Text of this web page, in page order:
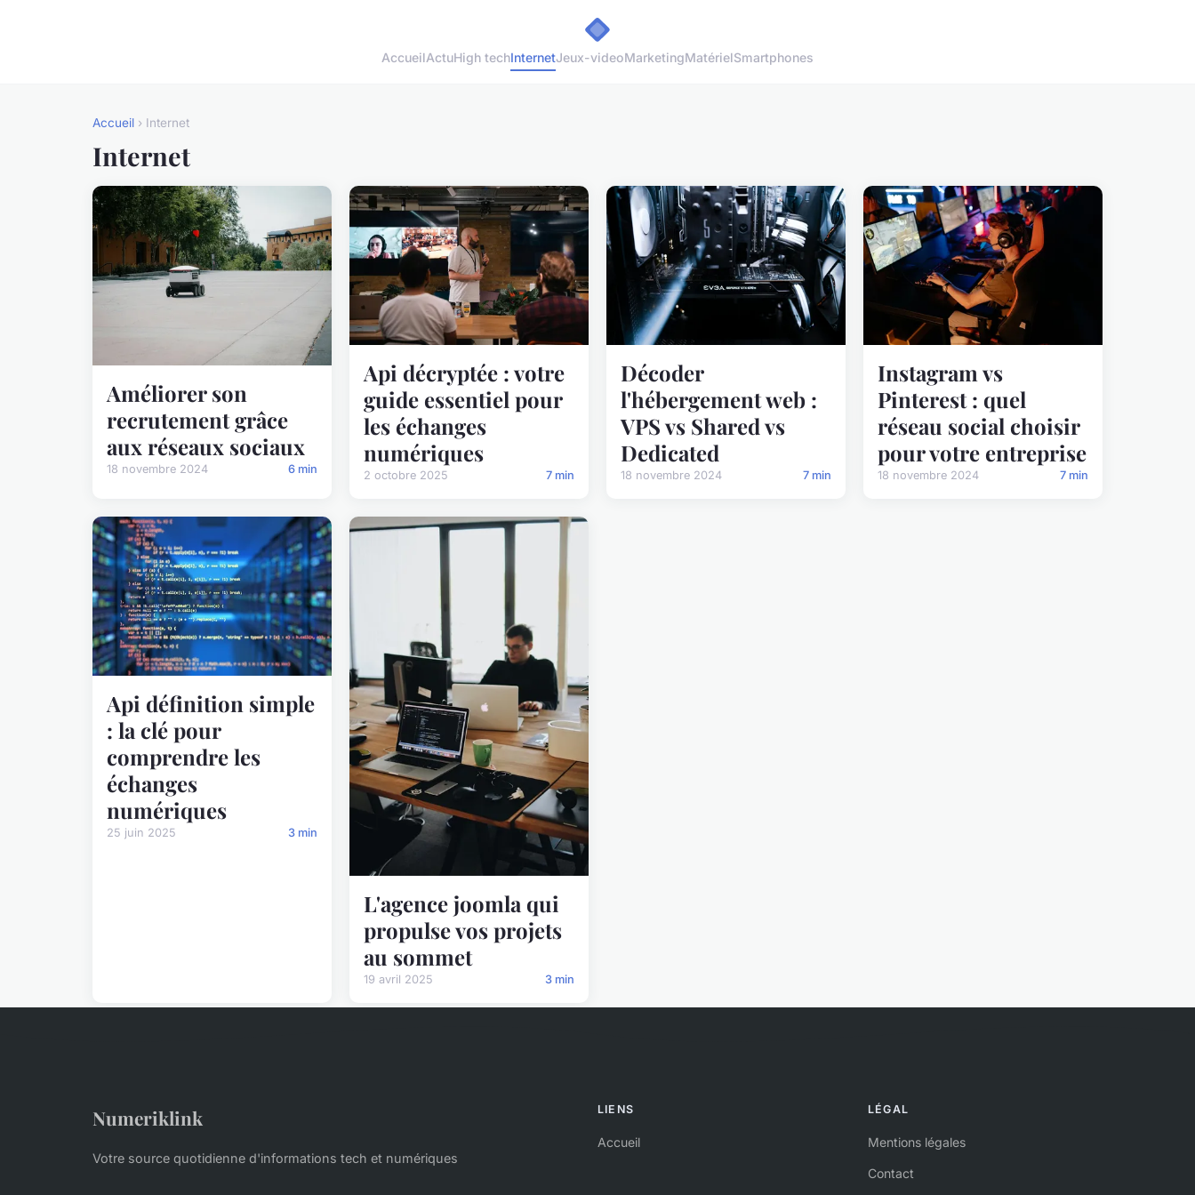
AccueilActuHigh techInternetJeux-videoMarketingMatérielSmartphones
Accueil › Internet
Internet
Améliorer son
recrutement grâce
aux réseaux sociaux
18 novembre 2024 6 min
Api décryptée : votre
guide essentiel pour
les échanges
numériques
2 octobre 2025 7 min
Décoder
l'hébergement web :
VPS vs Shared vs
Dedicated
18 novembre 2024 7 min
Instagram vs
Pinterest : quel
réseau social choisir
pour votre entreprise
18 novembre 2024 7 min
Api définition simple
: la clé pour
comprendre les
échanges
numériques
25 juin 2025 3 min
L'agence joomla qui
propulse vos projets
au sommet
19 avril 2025 3 min
Numeriklink
Votre source quotidienne d'informations tech et numériques
LIENS
Accueil
LÉGAL
Mentions légales
Contact